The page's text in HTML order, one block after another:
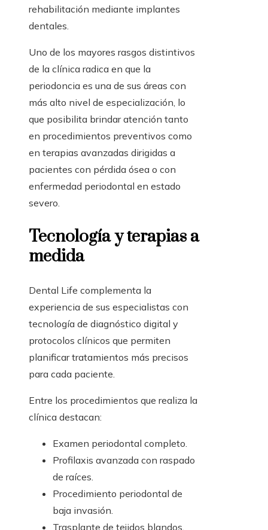
rehabilitación mediante implantes
dentales.
Uno de los mayores rasgos distintivos
de la clínica radica en que la
periodoncia es una de sus áreas con
más alto nivel de especialización, lo
que posibilita brindar atención tanto
en procedimientos preventivos como
en terapias avanzadas dirigidas a
pacientes con pérdida ósea o con
enfermedad periodontal en estado
severo.
Tecnología y terapias a
medida
Dental Life complementa la
experiencia de sus especialistas con
tecnología de diagnóstico digital y
protocolos clínicos que permiten
planificar tratamientos más precisos
para cada paciente.
Entre los procedimientos que realiza la
clínica destacan:
Examen periodontal completo.
Profilaxis avanzada con raspado
de raíces.
Procedimiento periodontal de
baja invasión.
Trasplante de tejidos blandos.